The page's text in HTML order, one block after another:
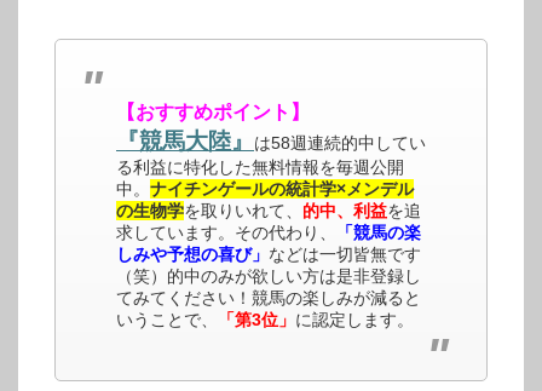
【おすすめポイント】
『競馬大陸』
は58週連続的中してい
る利益に特化した無料情報を毎週公開
中。 ナイチンゲールの統計学×メンデル
の生物学を取りいれて、 的中、利益を追
求しています。その代わり、
「競馬の楽
しみや予想の喜び」 などは一切皆無です
（笑）的中のみが欲しい方は是非登録し
てみてください！競馬の楽しみが減ると
いうことで、
「第3位」 に認定します。